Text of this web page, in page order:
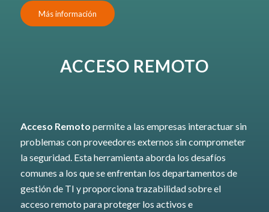
Más información
ACCESO REMOTO
Acceso Remoto permite a las empresas interactuar sin
problemas con proveedores externos sin comprometer
la seguridad. Esta herramienta aborda los desafíos
comunes a los que se enfrentan los departamentos de
gestión de TI y proporciona trazabilidad sobre el
acceso remoto para proteger los activos e